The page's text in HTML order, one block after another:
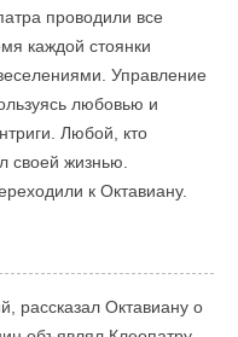
проводили все
каждой стоянки
Управление
любовью и
Любой, кто
своей жизнью.
к Октавиану.
рассказал Октавиану о